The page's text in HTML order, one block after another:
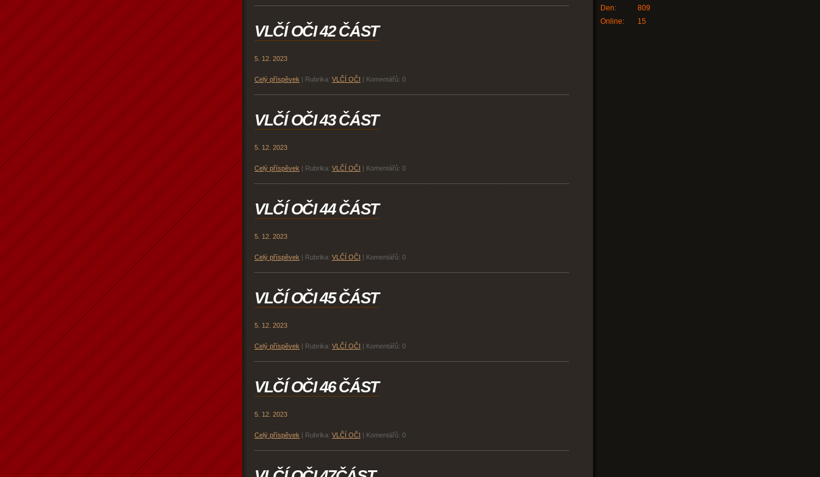
VLČÍ OČI 42 ČÁST
5. 12. 2023
Celý příspěvek | Rubrika: VLČÍ OČI | Komentářů: 0
VLČÍ OČI 43 ČÁST
5. 12. 2023
Celý příspěvek | Rubrika: VLČÍ OČI | Komentářů: 0
VLČÍ OČI 44 ČÁST
5. 12. 2023
Celý příspěvek | Rubrika: VLČÍ OČI | Komentářů: 0
VLČÍ OČI 45 ČÁST
5. 12. 2023
Celý příspěvek | Rubrika: VLČÍ OČI | Komentářů: 0
VLČÍ OČI 46 ČÁST
5. 12. 2023
Celý příspěvek | Rubrika: VLČÍ OČI | Komentářů: 0
Online: 15
Den:
809